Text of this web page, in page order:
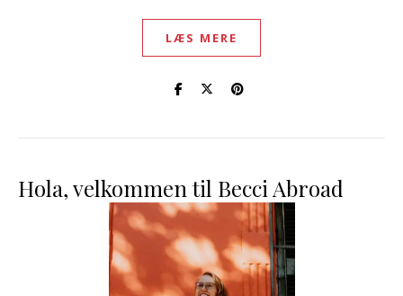
LÆS MERE
Hola, velkommen til Becci Abroad